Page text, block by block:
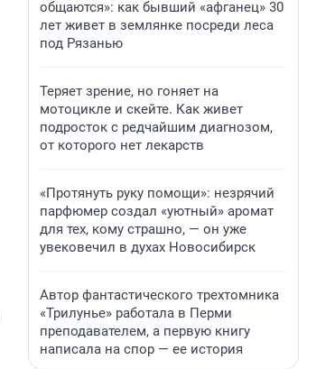
общаются»: как бывший «афганец» 30
лет живет в землянке посреди леса
под Рязанью
Теряет зрение, но гоняет на
мотоцикле и скейте. Как живет
подросток с редчайшим диагнозом,
от которого нет лекарств
«Протянуть руку помощи»: незрячий
парфюмер создал «уютный» аромат
для тех, кому страшно, — он уже
увековечил в духах Новосибирск
Автор фантастического трехтомника
«Трилунье» работала в Перми
преподавателем, а первую книгу
написала на спор — ее история